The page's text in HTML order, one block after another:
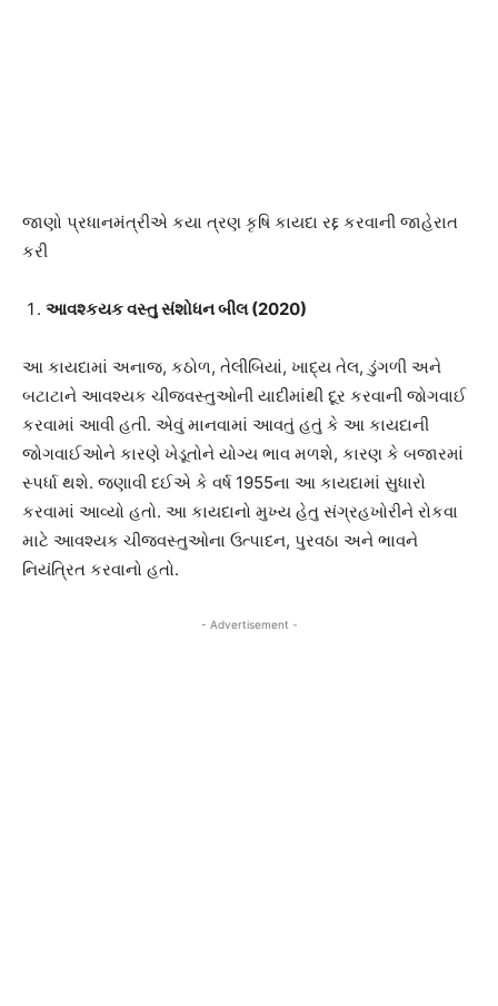
જાણો પ્રધાનમંત્રીએ કયા ત્રણ કૃષિ કાયદા રદ્દ કરવાની જાહેરાત
કરી
આવશ્કયક વસ્તુ સંશોધન બીલ (2020)
આ કાયદામાં અનાજ, કઠોળ, તેલીબિયાં, ખાદ્ય તેલ, ડુંગળી અને
બટાટાને આવશ્યક ચીજવસ્તુઓની યાદીમાંથી દૂર કરવાની જોગવાઈ
કરવામાં આવી હતી. એવું માનવામાં આવતું હતું કે આ કાયદાની
જોગવાઈઓને કારણે ખેડૂતોને યોગ્ય ભાવ મળશે, કારણ કે બજારમાં
સ્પર્ધા થશે. જણાવી દઈએ કે વર્ષ 1955ના આ કાયદામાં સુધારો
કરવામાં આવ્યો હતો. આ કાયદાનો મુખ્ય હેતુ સંગ્રહખોરીને રોકવા
માટે આવશ્યક ચીજવસ્તુઓના ઉત્પાદન, પુરવઠા અને ભાવને
નિયંત્રિત કરવાનો હતો.
- Advertisement -